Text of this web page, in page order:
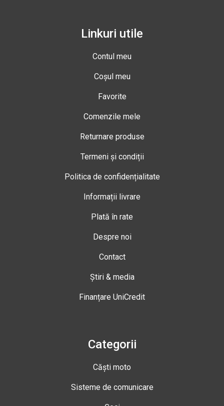
Linkuri utile
Contul meu
Coșul meu
Favorite
Comenzile mele
Returnare produse
Termeni și condiții
Politica de confidențialitate
Informații livrare
Plată în rate
Despre noi
Contact
Știri & media
Finanțare UniCredit
Categorii
Căști moto
Sisteme de comunicare